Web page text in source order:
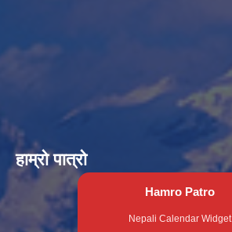
हाम्रो पात्रो
Hamro Patro
Nepali Calendar Widget